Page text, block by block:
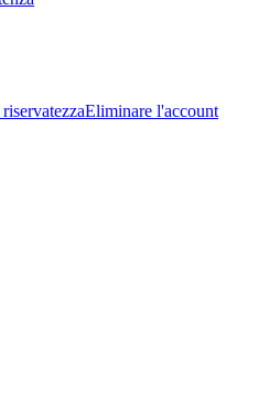
Eliminare l'account